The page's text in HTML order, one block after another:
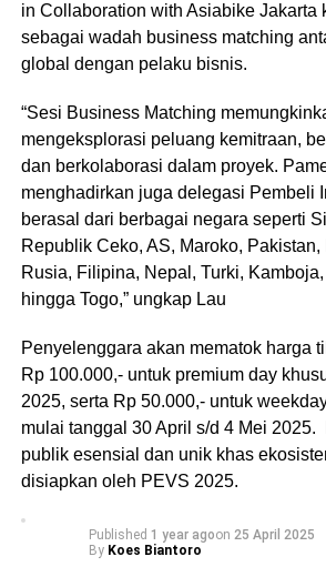
in Collaboration with Asiabike Jakarta
sebagai wadah business matching
global dengan pelaku bisnis.
“Sesi Business Matching
mengeksplorasi peluang kemitraan,
dan berkolaborasi dalam proyek.
menghadirkan juga delegasi Pembeli
berasal dari berbagai negara seperti
Republik Ceko, AS, Maroko, Pakistan,
Rusia, Filipina, Nepal, Turki,
hingga Togo,” ungkap Lau
Penyelenggara akan mematok harga
Rp 100.000,- untuk premium day
2025, serta Rp 50.000,- untuk
mulai tanggal 30 April s/d 4 Mei
publik esensial dan unik khas
disiapkan oleh PEVS 2025.
Published 1 year agoon 25 April 2025
By Koes Biantoro